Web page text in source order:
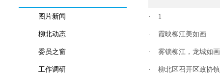
图片新闻
柳北动态
委员之窗
工作调研
· 1
· 霞映柳江美如画
· 雾锁柳江，龙城如画
· 柳北区召开区政协